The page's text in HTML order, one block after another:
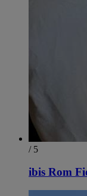
/ 5
ibis Rom